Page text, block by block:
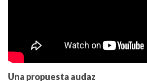
Una propuesta audaz